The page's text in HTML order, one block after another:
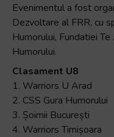
Evenimentul a fost
Dezvoltare al FRR, cu
Humorului, Fundatiei
Humorului.
Clasament U8
1. Warriors U Arad
2. CSS Gura Humorului
3. Șoimii București
4. Warriors Timișoara